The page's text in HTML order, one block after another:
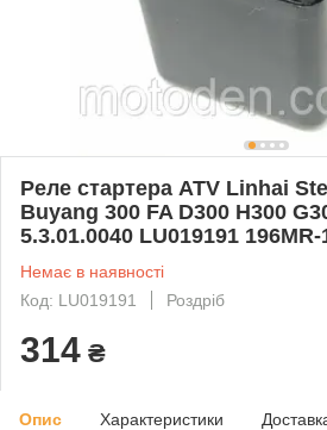
Реле стартера ATV Linhai
Buyang 300 FA D300 H300
5.3.01.0040 LU019191 196MR-
Немає в наявності
Код: LU019191
Роздріб
314 ₴
Опис Характеристики